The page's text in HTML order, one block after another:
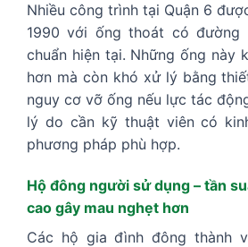
Nhiều công trình tại Quận 6
1990 với ống thoát có đường
chuẩn hiện tại. Những ống này
hơn mà còn khó xử lý bằng
nguy cơ vỡ ống nếu lực tác
lý do cần kỹ thuật viên có
phương pháp phù hợp.
Hộ đông người sử dụng – tần
cao gây mau nghẹt hơn
Các hộ gia đình đông thành